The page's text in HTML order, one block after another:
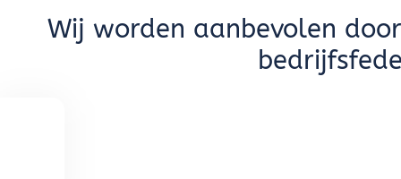
Wij worden aanbevolen